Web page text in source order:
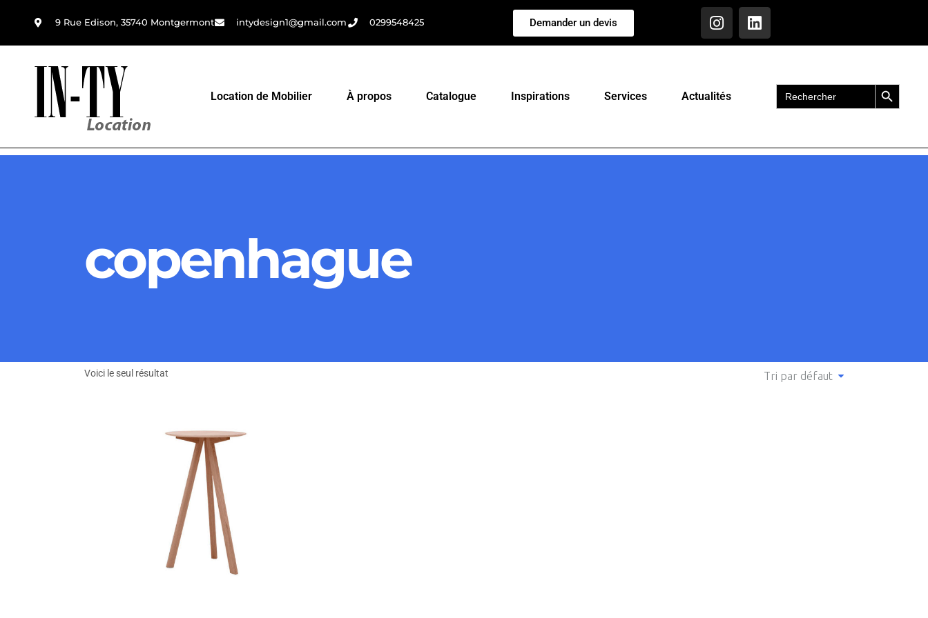
9 Rue Edison, 35740 Montgermont intydesign1@gmail.com 0299548425 Demander un devis
Location de Mobilier À propos Catalogue Inspirations Services Actualités
Search
for:
Search Button
copenhague
Voici le seul résultat Tri par défaut